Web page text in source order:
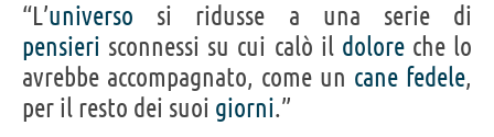
“L’universo si ridusse a una serie di
pensieri sconnessi su cui calò il doloreche lo
avrebbe accompagnato, come un cane fedele,
per il resto dei suoi giorni.”